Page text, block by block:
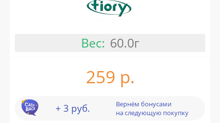
Вес: 60.0г
259 р.
+ 3 руб.
Вернём бонусами
на следующую покупку